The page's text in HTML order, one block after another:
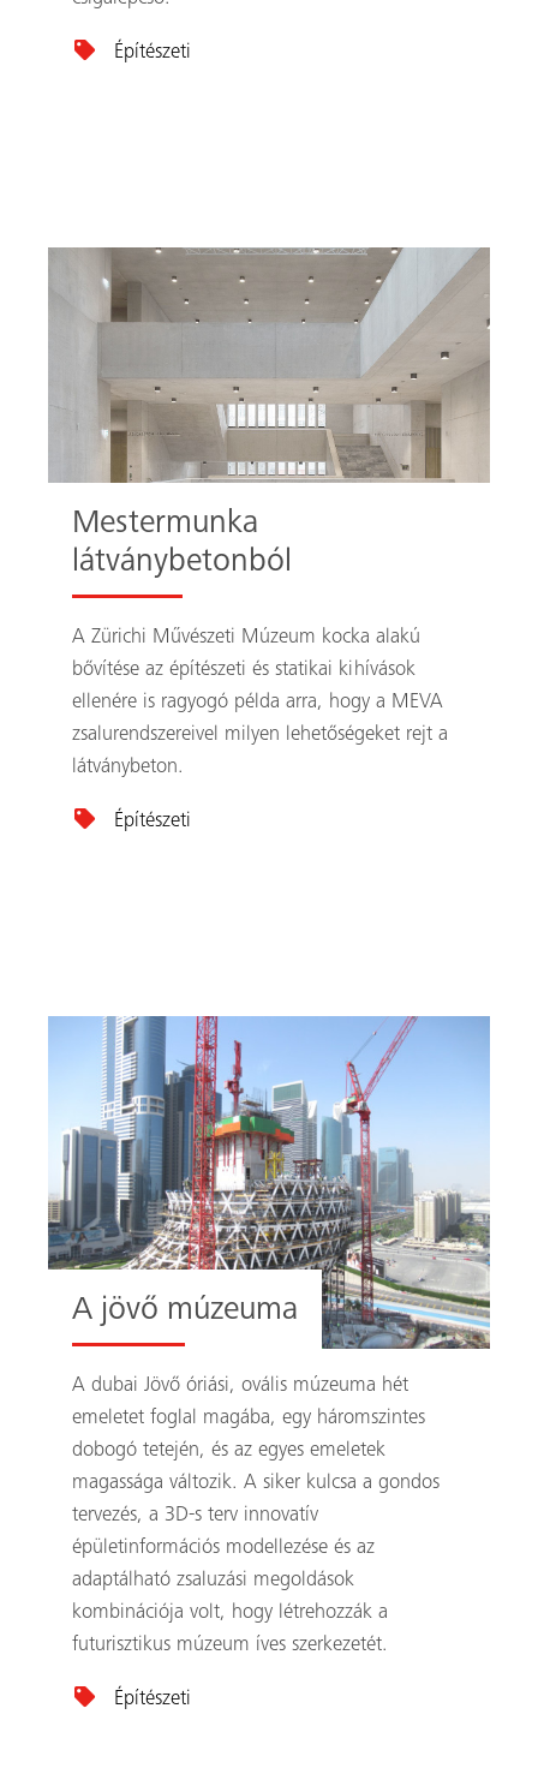
Építészeti
Mestermunka
látványbetonból
A Zürichi Művészeti Múzeum kocka alakú
bővítése az építészeti és statikai kihívások
ellenére is ragyogó példa arra, hogy a MEVA
zsalurendszereivel milyen lehetőségeket rejt a
látványbeton.
Építészeti
A jövő múzeuma
A dubai Jövő óriási, ovális múzeuma hét
emeletet foglal magába, egy háromszintes
dobogó tetején, és az egyes emeletek
magassága változik. A siker kulcsa a gondos
tervezés, a 3D-s terv innovatív
épületinformációs modellezése és az
adaptálható zsaluzási megoldások
kombinációja volt, hogy létrehozzák a
futurisztikus múzeum íves szerkezetét.
Építészeti
Keresés